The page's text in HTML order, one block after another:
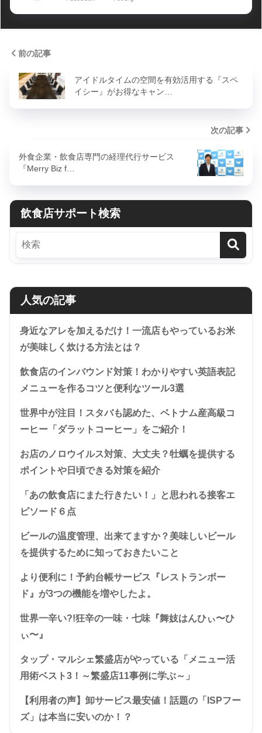
前の記事
アイドルタイムの空間を有効活用する『スペ
イシー』がお得なキャン…
次の記事
外食企業・飲食店専門の経理代行サービス
『Merry Biz f…
飲食店サポート検索
人気の記事
身近なアレを加えるだけ！一流店もやっているお米
が美味しく炊ける方法とは？
飲食店のインバウンド対策！わかりやすい英語表記
メニューを作るコツと便利なツール3選
世界中が注目！スタバも認めた、ベトナム産高級コ
ーヒー「ダラットコーヒー」をご紹介！
お店のノロウイルス対策、大丈夫？牡蠣を提供する
ポイントや日頃できる対策を紹介
「あの飲食店にまた行きたい！」と思われる接客エ
ピソード６点
ビールの温度管理、出来てますか？美味しいビール
を提供するために知っておきたいこと
より便利に！予約台帳サービス『レストランボー
ド』が3つの機能を増やしたよ。
世界一辛い?!狂辛の一味・七味『舞妓はんひぃ〜ひ
ぃ〜』
タップ・マルシェ繁盛店がやっている「メニュー活
用術ベスト3！～繁盛店11事例に学ぶ～」
【利用者の声】卸サービス最安値！話題の「ISPフー
ズ」は本当に安いのか！？